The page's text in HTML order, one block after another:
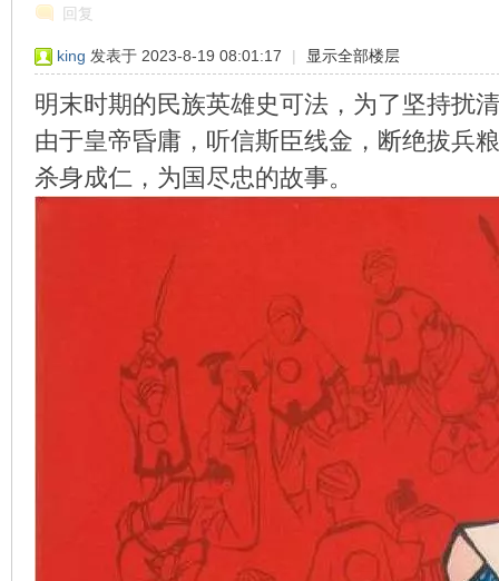
回复
king 发表于 2023-8-19 08:01:17 | 显示全部楼层
明末时期的民族英雄史可法，为了坚持扰
由于皇帝昏庸，听信斯臣线金，断绝拔兵
杀身成仁，为国尽忠的故事。